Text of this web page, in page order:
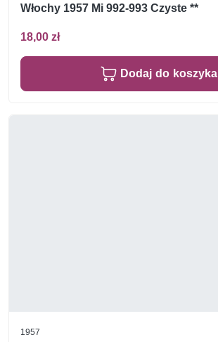
Włochy 1957 Mi 992-993 Czyste **
18,00 zł
Dodaj do koszyka
1957